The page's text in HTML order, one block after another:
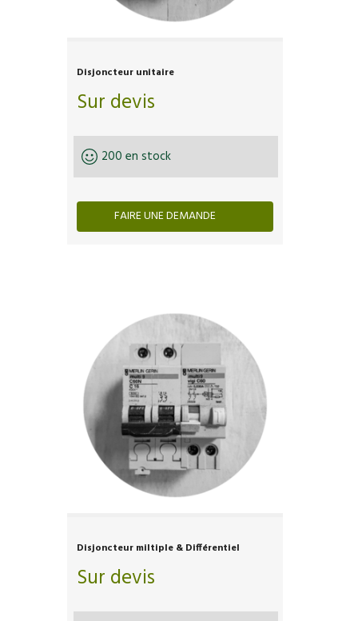
Disjoncteur unitaire
Sur devis
200 en stock
FAIRE UNE DEMANDE
Disjoncteur miltiple & Différentiel
Sur devis